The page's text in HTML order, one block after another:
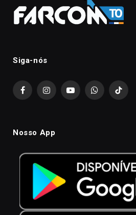
Siga-nós
FacebookInstagramYouTubeWhatsAppTikTok
Nosso App